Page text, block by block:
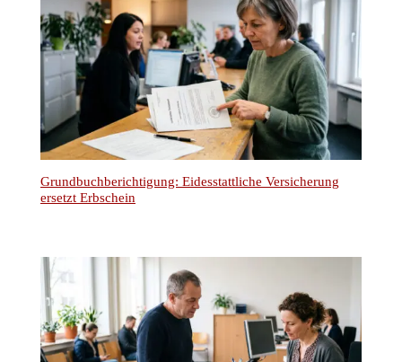
Grundbuchberichtigung: Eidesstattliche Versicherung
ersetzt Erbschein